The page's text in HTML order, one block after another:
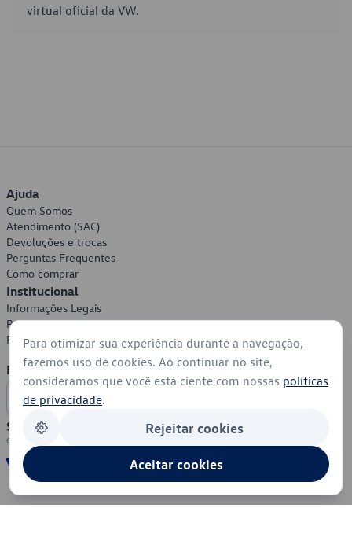
virtual oficial da VW.
Ajuda
Quem Somos
Atendimento (SAC)
Devoluções e trocas
Perguntas Frequentes
Como comprar
Institucional
Informações Legais
Política de Privacidade
Política de Cookies
Formas de Pagamento
Segurança
Para otimizar sua experiência durante a navegação,
fazemos uso de cookies. Ao continuar no site,
consideramos que você está ciente com nossas políticas
de privacidade.
Rejeitar cookies
Aceitar cookies